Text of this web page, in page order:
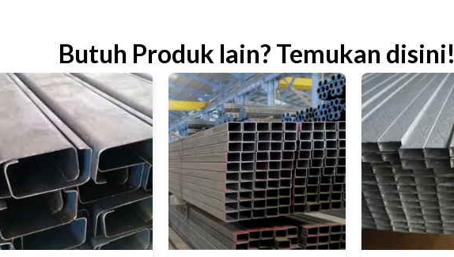
Butuh Produk lain? Temukan disini!